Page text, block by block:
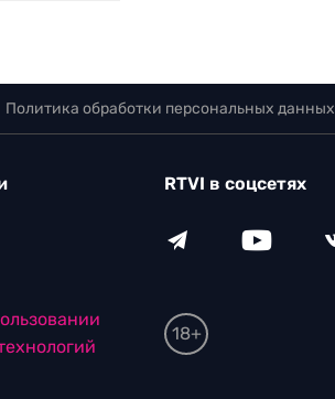
Политика обработки персональных данных
RTVI в соцсетях
18+